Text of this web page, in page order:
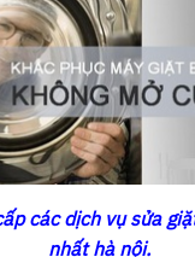
các dịch vụ sửa
nhất hà nội.